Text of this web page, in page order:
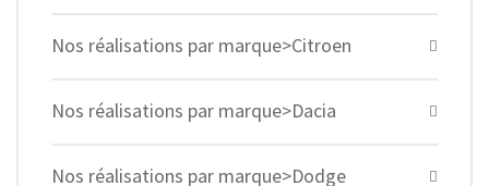
Nos réalisations par marque>Citroen
Nos réalisations par marque>Dacia
Nos réalisations par marque>Dodge